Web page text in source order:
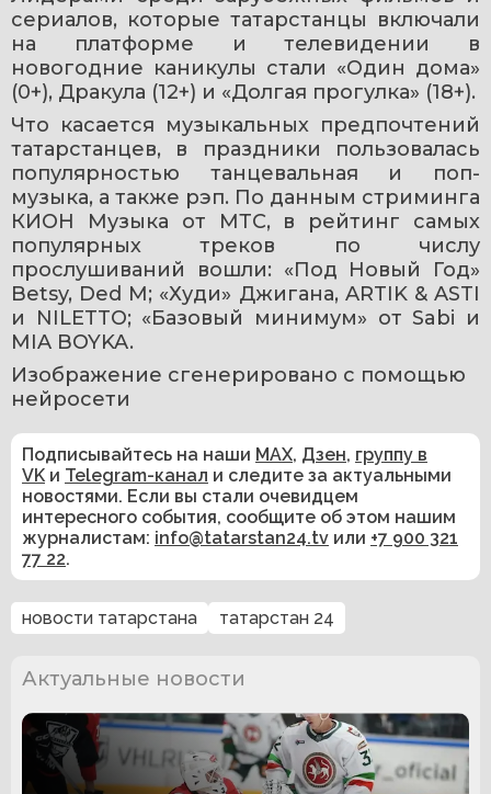
сериалов, которые татарстанцы включали
на платформе и телевидении в
новогодние каникулы стали «Один дома»
(0+), Дракула (12+) и «Долгая прогулка» (18+).
Что касается музыкальных предпочтений
татарстанцев, в праздники пользовалась
популярностью танцевальная и поп-
музыка, а также рэп. По данным стриминга
КИОН Музыка от МТС, в рейтинг самых
популярных треков по числу
прослушиваний вошли: «Под Новый Год»
Betsy, Ded M; «Худи» Джигана, ARTIK & ASTI
и NILETTO; «Базовый минимум» от Sabi и
MIA BOYKA.
Изображение сгенерировано с помощью
нейросети
Подписывайтесь на наши MAX, Дзен, группу в
VK и Telegram-канал и следите за актуальными
новостями. Если вы стали очевидцем
интересного события, сообщите об этом нашим
журналистам: info@tatarstan24.tv или +7 900 321
77 22.
новости татарстана татарстан 24
Актуальные новости